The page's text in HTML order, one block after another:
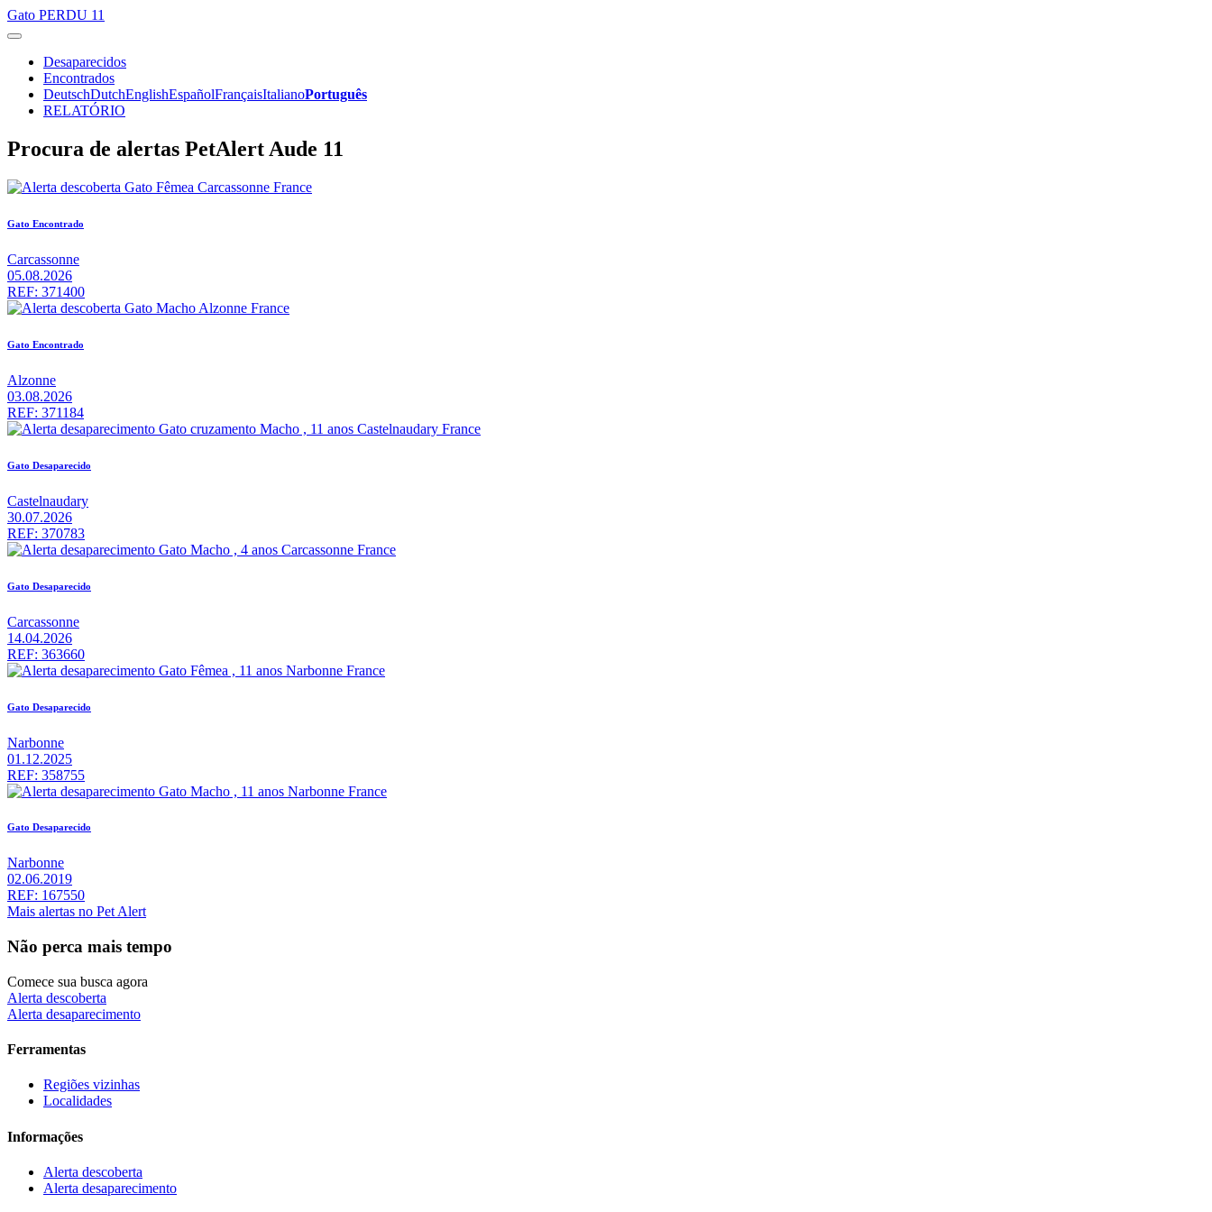
Gato PERDU 11
Desaparecidos
Encontrados
DeutschDutchEnglishEspañolFrançaisItalianoPortuguês
RELATÓRIO
Procura de alertas PetAlert Aude 11
Gato Encontrado
Carcassonne
05.08.2026
REF: 371400
Gato Encontrado
Alzonne
03.08.2026
REF: 371184
Gato Desaparecido
Castelnaudary
30.07.2026
REF: 370783
Gato Desaparecido
Carcassonne
14.04.2026
REF: 363660
Gato Desaparecido
Narbonne
01.12.2025
REF: 358755
Gato Desaparecido
Narbonne
02.06.2019
REF: 167550
Mais alertas no Pet Alert
Não perca mais tempo
Comece sua busca agora
Alerta descoberta
Alerta desaparecimento
Ferramentas
Regiões vizinhas
Localidades
Informações
Alerta descoberta
Alerta desaparecimento